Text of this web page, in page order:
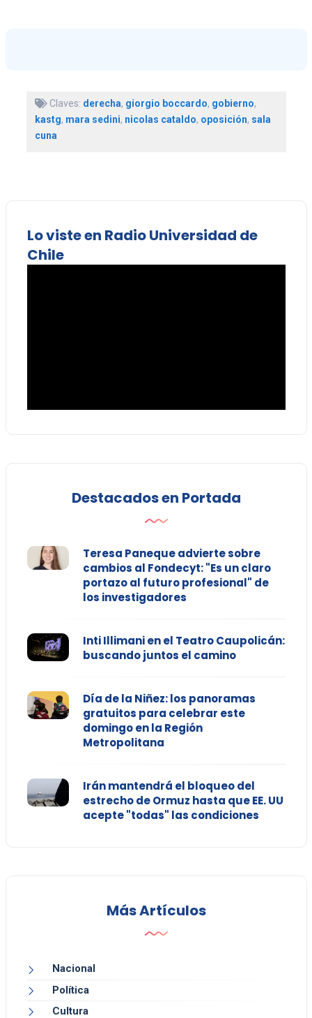
Claves: derecha, giorgio boccardo, gobierno,
kastg, mara sedini, nicolas cataldo, oposición, sala
cuna
Lo viste en Radio Universidad de
Chile
Destacados en Portada
Teresa Paneque advierte sobre
cambios al Fondecyt: "Es un claro
portazo al futuro profesional" de
los investigadores
Inti Illimani en el Teatro Caupolicán:
buscando juntos el camino
Día de la Niñez: los panoramas
gratuitos para celebrar este
domingo en la Región
Metropolitana
Irán mantendrá el bloqueo del
estrecho de Ormuz hasta que EE. UU
acepte "todas" las condiciones
Más Artículos
Nacional
Política
Cultura